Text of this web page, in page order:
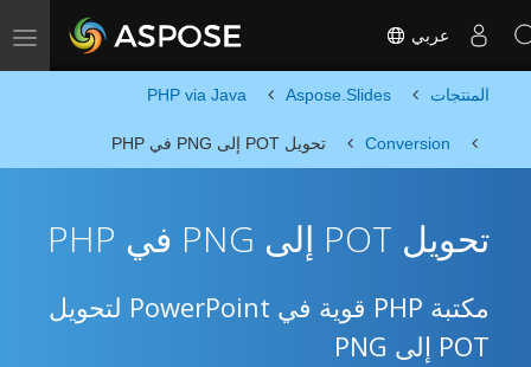
Toggle navigation عربي
المنتجات Aspose.Slides
PHP via Java
Conversion تحويل POT إلى PNG في PHP
تحويل POT إلى PNG في PHP
مكتبة PHP قوية في PowerPoint لتحويل
POT إلى PNG